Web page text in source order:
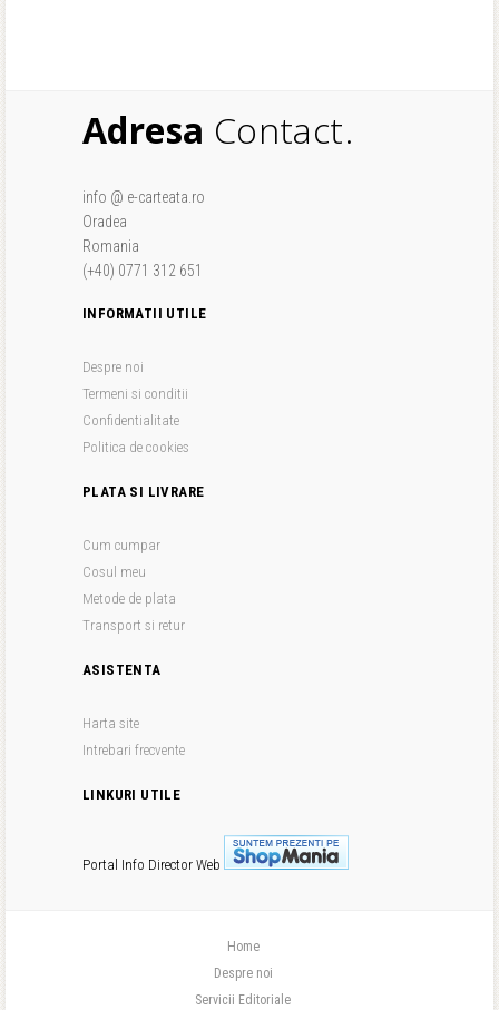
Adresa Contact.
info @ e-carteata.ro
Oradea
Romania
(+40) 0771 312 651
INFORMATII UTILE
Despre noi
Termeni si conditii
Confidentialitate
Politica de cookies
PLATA SI LIVRARE
Cum cumpar
Cosul meu
Metode de plata
Transport si retur
ASISTENTA
Harta site
Intrebari frecvente
LINKURI UTILE
Portal Info Director Web
Home
Despre noi
Servicii Editoriale